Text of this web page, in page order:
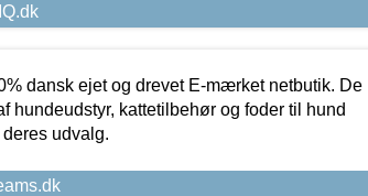
dansk ejet og drevet E-mærket netbutik. De
hundeudstyr, kattetilbehør og foder til hund
udvalg.